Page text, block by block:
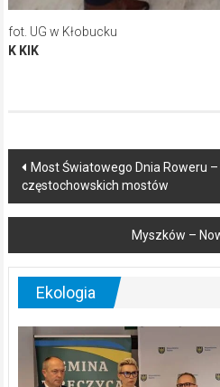
fot. UG w Kłobucku
K KIK
Post
navigation
Most Światowego Dnia Roweru
częstochowskich mostów
Myszków –
Ekologia